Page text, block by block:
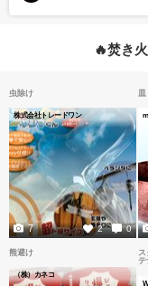
🔥焚き
虫除け
株式会社トレードワン
2 0
7
皿
熊避け
（株）カネコ
テ